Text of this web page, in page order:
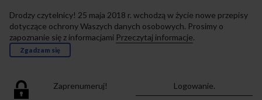
Drodzy czytelnicy! 25 maja 2018 r. wchodzą w życie nowe przepisy
dotyczące ochrony Waszych danych osobowych. Prosimy o
zapoznanie się z informacjami Przeczytaj informacje.
Zgadzam się
Zaprenumeruj!
Logowanie.